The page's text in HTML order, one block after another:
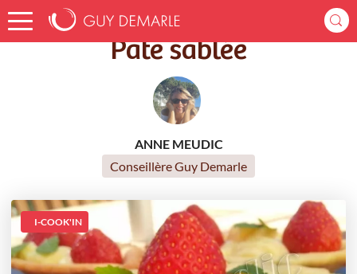
Accueil Recettes Pâte sablée
Pâte sablée
ANNE MEUDIC
Conseillère Guy Demarle
I-COOK'IN